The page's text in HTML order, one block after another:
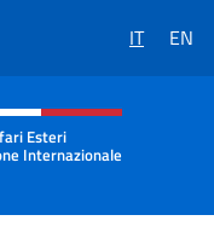
IT EN
e menù
Esteri
Internazionale